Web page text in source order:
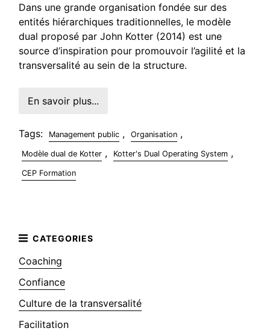
Dans une grande organisation fondée sur des
entités hiérarchiques traditionnelles, le modèle
dual proposé par John Kotter (2014) est une
source d’inspiration pour promouvoir l’agilité et la
transversalité au sein de la structure.
En savoir plus...
Tags: Management public , Organisation ,
Modèle dual de Kotter , Kotter's Dual Operating System ,
CEP Formation
Coaching
Confiance
Culture de la transversalité
Facilitation